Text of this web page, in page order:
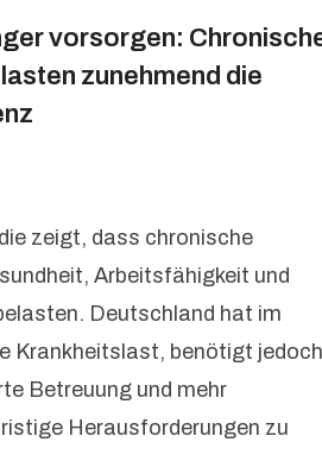
vorsorgen:
zunehmend die
zeigt, dass chronische
Arbeitsfähigkeit und
Deutschland hat im
Krankheitslast, benötigt
Betreuung und mehr
Herausforderungen zu